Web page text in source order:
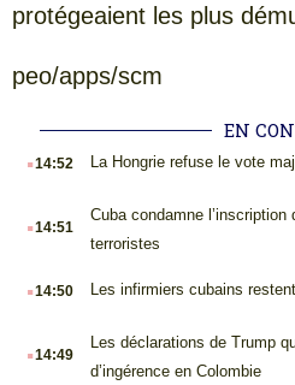
protégeaient les plus
peo/apps/scm
EN
.14:52 La Hongrie refuse le vote
.14:51
Cuba condamne
terroristes
.14:50 Les infirmiers cubains
.14:49
Les déclarations de Trump
d’ingérence en Colombie